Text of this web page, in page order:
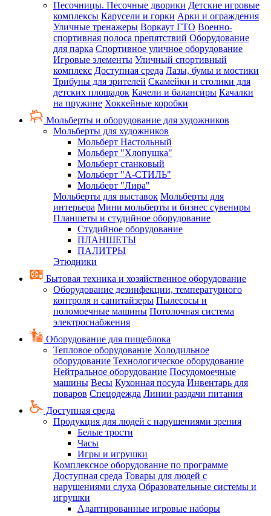
Песочницы. Песочные дворики Детские игровые
комплексы Карусели и горки Арки и ограждения
Уличные тренажеры Воркаут ГТО Военно-
спортивная полоса препятствий Оборудование
для парка Спортивное уличное оборудование
Игровые элементы Уличный спортивный
комплекс Доступная среда Лазы, бумы и мостики
Трибуны для зрителей Скамейки и столики для
детских площадок Качели и балансиры Качалки
на пружине Хоккейные коробки
Мольберты и оборудование для художников
Мольберты для художников
Мольберт Настольный
Мольберт "Хлопушка"
Мольберт станковый
Мольберт "А-СТИЛЬ"
Мольберт "Лира"
Мольберты для выставок Мольберты для
интерьера Мини мольберты и бизнес сувениры
Планшеты и студийное оборудование
Студийное оборудование
ПЛАНШЕТЫ
ПАЛИТРЫ
Этюдники
Бытовая техника и хозяйственное оборудование
Оборудование дезинфекции, температурного
контроля и санитайзеры Пылесосы и
поломоечные машины Потолочная система
электроснабжения
Оборудование для пищеблока
Тепловое оборудование Холодильное
оборудование Технологическое оборудование
Нейтральное оборудование Посудомоечные
машины Весы Кухонная посуда Инвентарь для
поваров Спецодежда Линии раздачи питания
Доступная среда
Продукция для людей с нарушениями зрения
Белые трости
Часы
Игры и игрушки
Комплексное оборудование по программе
Доступная среда Товары для людей с
нарушениями слуха Образовательные системы и
игрушки
Адаптированные игровые наборы